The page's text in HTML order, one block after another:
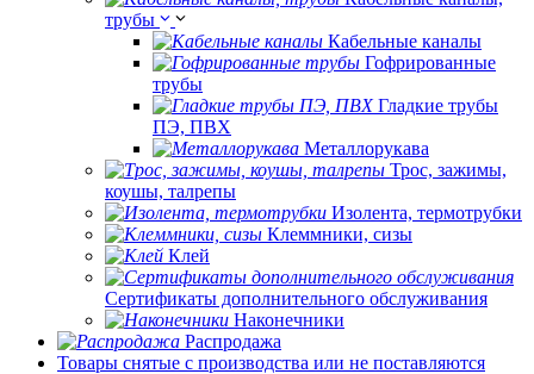
трубы
Кабельные каналы
Гофрированные
трубы
Гладкие трубы
ПЭ, ПВХ
Металлорукава
Трос, зажимы,
коушы, талрепы
Изолента, термотрубки
Клеммники, сизы
Клей
Сертификаты дополнительного обслуживания
Наконечники
Распродажа
Товары снятые с производства или не поставляются